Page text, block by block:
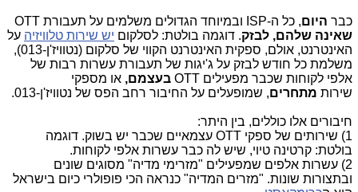
כבר היום, כל ה-ISP ובמיוחד הגדולים משלמים על תעבורת OTT
שאינה שלהם, לבזק. דוגמה בולטת: לסלקום יש שירות טלוויזיה על
האינטרנט, אולם, ספקית האינטרנט הקווי של סלקום (נטוויז'ן-013),
משלמת כל חודש לבזק על ג'יגות של תעבורת עשרות רבות של
אלפי לקוחות שכבר מפעילים OTT
בעצמם, או מספקי
שירות מתחרים, שמופעלים על החיבור רחב הפס של נטוויז'ן-013.
חיבורים אלו כוללים, בין היתר:
1) שירותים של ספקי OTT עצמאיים שכבר יש בשוק. דוגמה
בולטת: קרטינה טיוי, שיש לה כבר עשרות אלפי לקוחות.
2) עשרות אלפים שמפעילים "מזרימי מדיה" מסוגים שונים
ובתצורות שונות. "מזרים המדיה" כנראה הכי פופולרי כיום בישראל